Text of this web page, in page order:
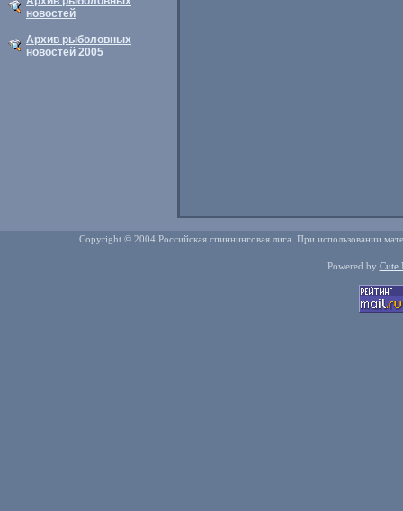
новостей
Архив рыболовных
новостей 2005
Copyright © 2004 Российская спиннинговая лига. При использовании
Powered by Cute